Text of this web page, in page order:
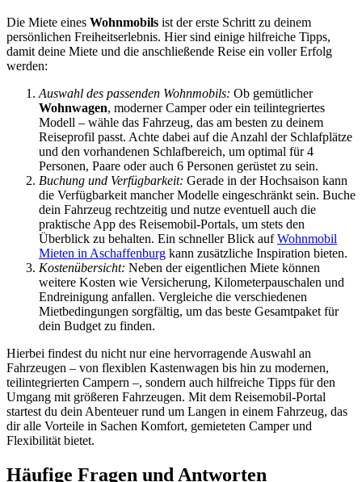
Die Miete eines Wohnmobils ist der erste Schritt zu deinem
persönlichen Freiheitserlebnis. Hier sind einige hilfreiche Tipps,
damit deine Miete und die anschließende Reise ein voller Erfolg
werden:
Auswahl des passenden Wohnmobils: Ob gemütlicher
Wohnwagen, moderner Camper oder ein teilintegriertes
Modell – wähle das Fahrzeug, das am besten zu deinem
Reiseprofil passt. Achte dabei auf die Anzahl der Schlafplätze
und den vorhandenen Schlafbereich, um optimal für 4
Personen, Paare oder auch 6 Personen gerüstet zu sein.
Buchung und Verfügbarkeit: Gerade in der Hochsaison kann
die Verfügbarkeit mancher Modelle eingeschränkt sein. Buche
dein Fahrzeug rechtzeitig und nutze eventuell auch die
praktische App des Reisemobil-Portals, um stets den
Überblick zu behalten. Ein schneller Blick aufWohnmobil
Mieten in Aschaffenburg kann zusätzliche Inspiration bieten.
Kostenübersicht: Neben der eigentlichen Miete können
weitere Kosten wie Versicherung, Kilometerpauschalen und
Endreinigung anfallen. Vergleiche die verschiedenen
Mietbedingungen sorgfältig, um das beste Gesamtpaket für
dein Budget zu finden.
Hierbei findest du nicht nur eine hervorragende Auswahl an
Fahrzeugen – von flexiblen Kastenwagen bis hin zu modernen,
teilintegrierten Campern –, sondern auch hilfreiche Tipps für den
Umgang mit größeren Fahrzeugen. Mit dem Reisemobil-Portal
startest du dein Abenteuer rund um Langen in einem Fahrzeug, das
dir alle Vorteile in Sachen Komfort, gemieteten Camper und
Flexibilität bietet.
Häufige Fragen und Antworten